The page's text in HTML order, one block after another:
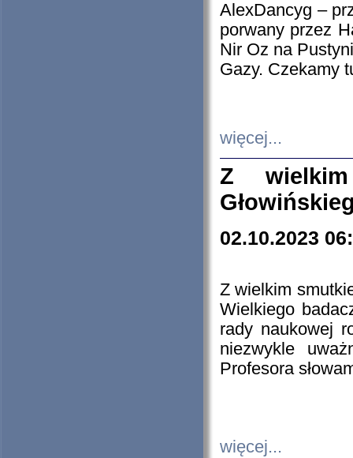
AlexDancyg –
porwany przez
Nir Oz na
Gazy. Czekamy
więcej...
Z
02.10.2023
Z wielkim
Wielkiego
rady naukowej
niezwykle
Profesora
więcej...